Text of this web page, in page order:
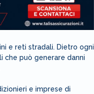
e reti stradali. Dietro ogni
che può generare danni
e imprese di